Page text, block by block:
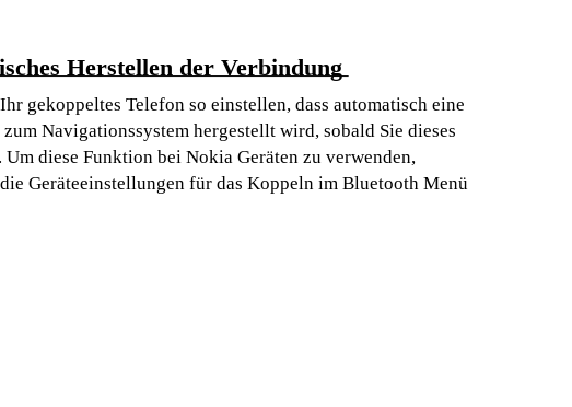
Herstellen der Verbindung
gekoppeltes Telefon so einstellen, dass automatisch eine
Navigationssystem hergestellt wird, sobald Sie dieses
Um diese Funktion bei Nokia Geräten zu verwenden,
Geräteeinstellungen für das Koppeln im Bluetooth Menü